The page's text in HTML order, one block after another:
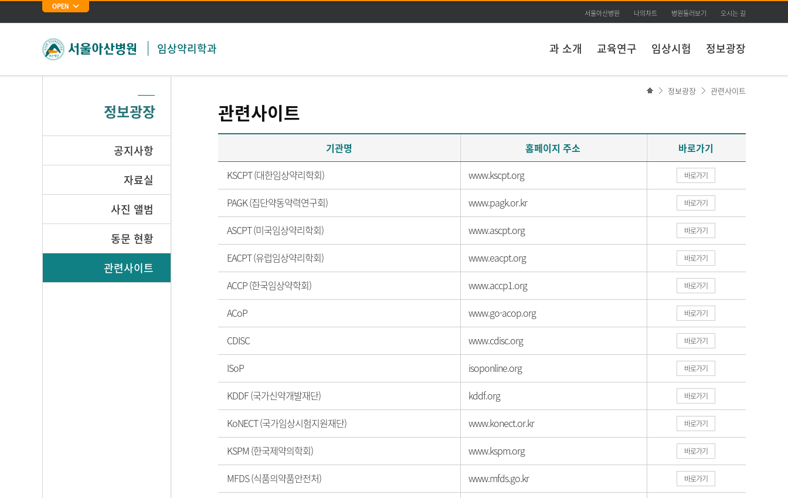
주메뉴 바로가기
본문 바로가기
임상약리학과
서울아산병원 나의차트 병원둘러보기 오시는 길
과 소개 교육연구 임상시험 정보광장
정보광장 관련사이트
정보광장
공지사항
자료실
사진 앨범
동문 현황
관련사이트
관련사이트
기관명 홈페이지 주소
바로가기
KSCPT (대한임상약리학회)
www.kscpt.org 바로가기
PAGK (집단약동약력연구회) www.pagk.or.kr 바로가기
ASCPT (미국임상약리학회) www.ascpt.org 바로가기
EACPT (유럽임상약리학회) www.eacpt.org 바로가기
ACCP (한국임상약학회) www.accp1.org 바로가기
ACoP www.go-acop.org 바로가기
CDISC www.cdisc.org 바로가기
ISoP isoponline.org 바로가기
KDDF (국가신약개발재단) kddf.org 바로가기
KoNECT (국가임상시험지원재단) www.konect.or.kr 바로가기
KSPM (한국제약의학회) www.kspm.org 바로가기
MFDS (식품의약품안전처) www.mfds.go.kr 바로가기